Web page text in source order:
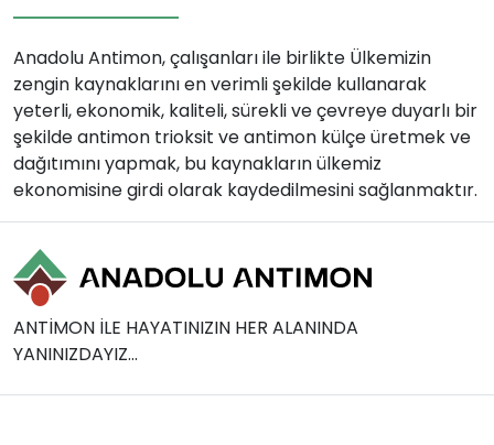
Anadolu Antimon, çalışanları ile birlikte Ülkemizin
zengin kaynaklarını en verimli şekilde kullanarak
yeterli, ekonomik, kaliteli, sürekli ve çevreye duyarlı bir
şekilde antimon trioksit ve antimon külçe üretmek ve
dağıtımını yapmak, bu kaynakların ülkemiz
ekonomisine girdi olarak kaydedilmesini sağlanmaktır.
ANTİMON İLE HAYATINIZIN HER ALANINDA
YANINIZDAYIZ...